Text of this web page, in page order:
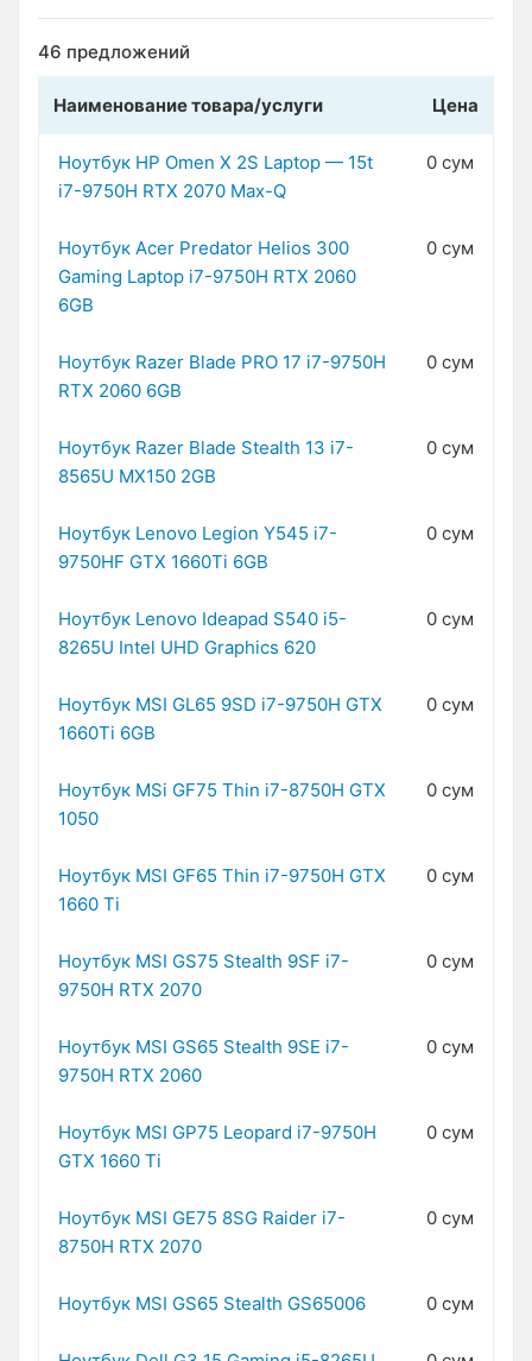
46 предложений
Наименование товара/услуги Цена
Ноутбук HP Omen X 2S Laptop — 15t
i7-9750H RTX 2070 Max-Q
0 сум
Ноутбук Acer Predator Helios 300
Gaming Laptop i7-9750H RTX 2060
6GB
0 сум
Ноутбук Razer Blade PRO 17 i7-9750H
RTX 2060 6GB
0 сум
Ноутбук Razer Blade Stealth 13 i7-
8565U MX150 2GB
0 сум
Ноутбук Lenovo Legion Y545 i7-
9750HF GTX 1660Ti 6GB
0 сум
Ноутбук Lenovo Ideapad S540 i5-
8265U Intel UHD Graphics 620
0 сум
Ноутбук MSI GL65 9SD i7-9750H GTX
1660Ti 6GB
0 сум
Ноутбук MSi GF75 Thin i7-8750H GTX
1050
0 сум
Ноутбук MSI GF65 Thin i7-9750H GTX
1660 Ti
0 сум
Ноутбук MSI GS75 Stealth 9SF i7-
9750H RTX 2070
0 сум
Ноутбук MSI GS65 Stealth 9SE i7-
9750H RTX 2060
0 сум
Ноутбук MSI GP75 Leopard i7-9750H
GTX 1660 Ti
0 сум
Ноутбук MSI GE75 8SG Raider i7-
8750H RTX 2070
0 сум
Ноутбук MSI GS65 Stealth GS65006 0 сум